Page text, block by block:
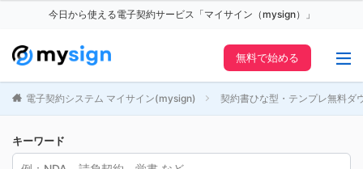
今日から使える電子契約サービス「マイサイン（mysign）」
無料で始める
電子契約システム マイサイン(mysign) 契約書ひな型・テンプレ無料ダ
キーワード